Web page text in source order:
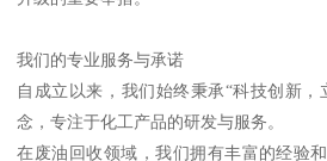
我们的专业服务与承诺
自成立以来，我们始终秉承“科技创新，
念，专注于化工产品的研发与服务。
在废油回收领域，我们拥有丰富的经验